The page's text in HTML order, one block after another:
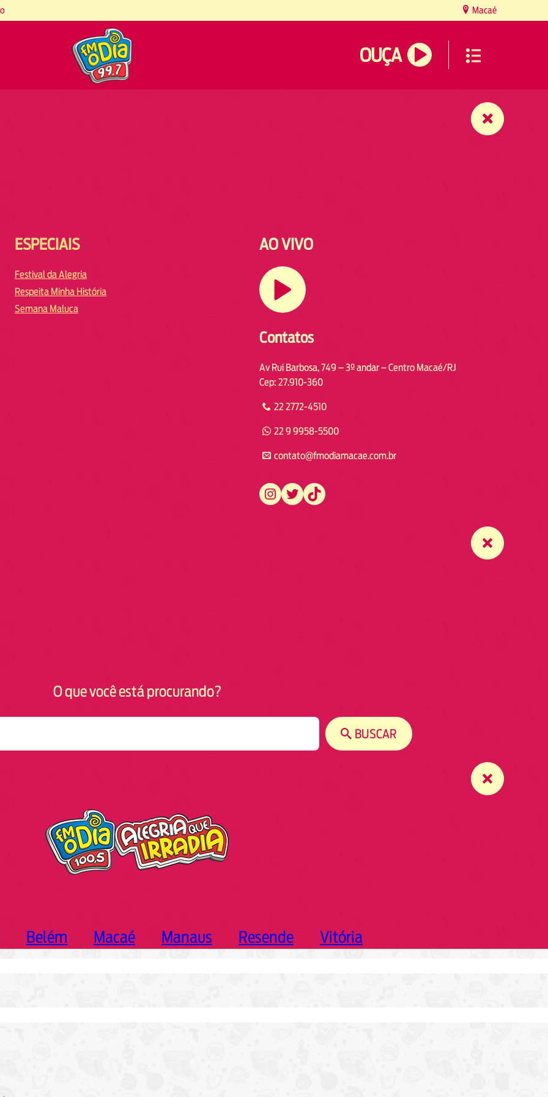
Macaé
OUÇA
ESPECIAIS
Festival da Alegria
Respeita Minha História
Semana Maluca
AO VIVO
Contatos
Av Rui Barbosa, 749 – 3º andar – Centro Macaé/RJ
Cep: 27.910-360
22 2772-4510
22 9 9958-5500
contato@fmodiamacae.com.br
https://www.instagram.com/fmodia.macae/ https://twitter.com/fmodia.macae/ https://www.tiktok.com/@fmodia.macae
O que você está procurando?
BUSCAR
Belém Macaé Manaus Resende Vitória